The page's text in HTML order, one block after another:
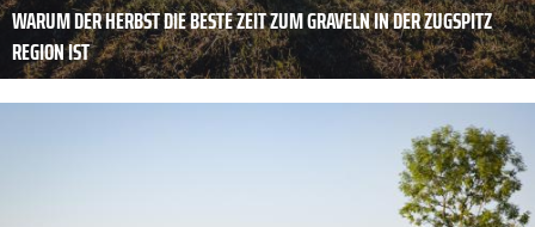
WARUM DER HERBST DIE BESTE ZEIT ZUM GRAVELN IN DER ZUGSPITZ
REGION IST